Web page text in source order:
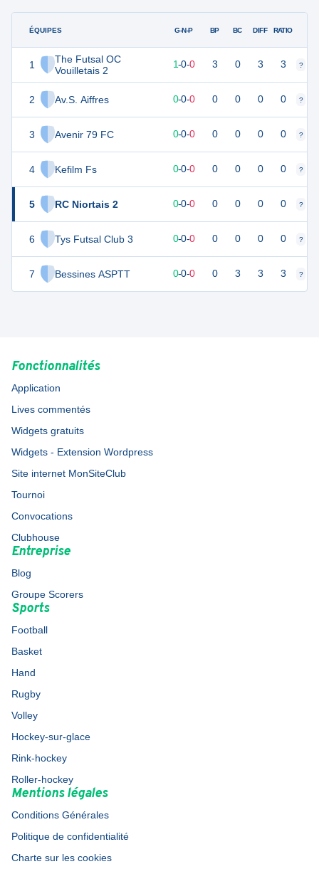
ÉQUIPES
1
The Futsal OC
Vouilletais 2
2 Av.S. Aiffres
3 Avenir 79 FC
4 Kefilm Fs
5 RC Niortais 2
6 Tys Futsal Club 3
7 Bessines ASPTT
G-N-P BP BC DIFF RATIO
1-0-0 3 0 3 3 ?
0-0-0 0 0 0 0 ?
0-0-0 0 0 0 0 ?
0-0-0 0 0 0 0 ?
0-0-0 0 0 0 0 ?
0 0-0-0 0 0 0 0 ?
-1 0-0-0 0 3 3 3 ?
Fonctionnalités
Application
Lives commentés
Widgets gratuits
Widgets - Extension Wordpress
Site internet MonSiteClub
Tournoi
Convocations
Clubhouse
Entreprise
Blog
Groupe Scorers
Sports
Football
Basket
Hand
Rugby
Volley
Hockey-sur-glace
Rink-hockey
Roller-hockey
Mentions légales
Conditions Générales
Politique de confidentialité
Charte sur les cookies